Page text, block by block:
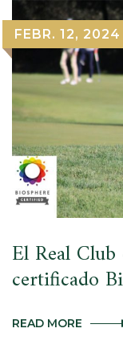
POR
FEBR. 12, 2024
El Real
certificado
READ MORE EL